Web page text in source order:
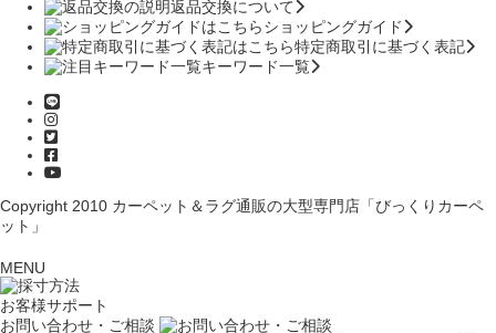
返品交換について
ショッピングガイド
特定商取引に基づく表記
キーワード一覧
Copyright 2010 カーペット＆ラグ通販の大型専門店「びっくりカーペ
ット」
MENU
お客様サポート
お問い合わせ・ご相談